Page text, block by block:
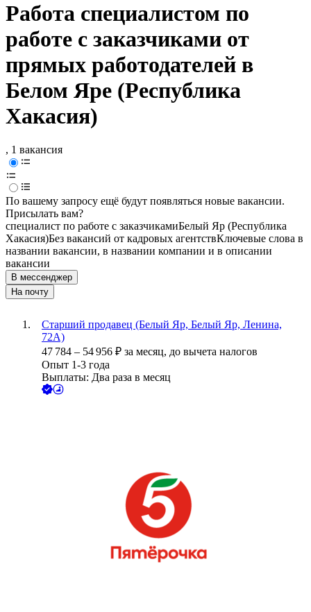
Работа специалистом по
работе с заказчиками от
прямых работодателей в
Белом Яре (Республика
Хакасия)
, 1 вакансия
По вашему запросу ещё будут появляться новые вакансии.
Присылать вам?
специалист по работе с заказчикамиБелый Яр (Республика
Хакасия)Без вакансий от кадровых агентствКлючевые слова в
названии вакансии, в названии компании и в описании
вакансии
В мессенджер
На почту
Старший продавец (Белый Яр, Белый Яр, Ленина,
72А)
47 784 – 54 956 ₽ за месяц, до вычета налогов
Опыт 1-3 года
Выплаты: Два раза в месяц